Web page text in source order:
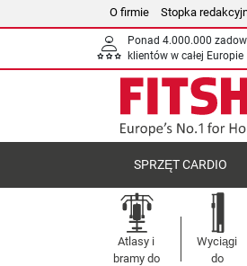
O firmie Stopka
Ponad 4.000.000
klientów w całej Europie
SPRZĘT CARDIO
Atlasy i
bramy do
Wyciągi
do